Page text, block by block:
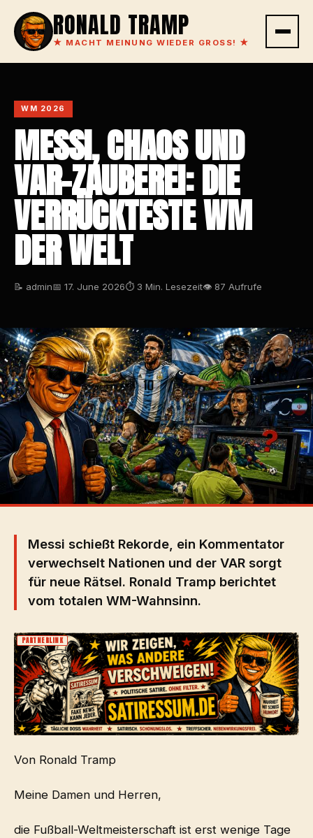
RONALD TRAMP
★ MACHT MEINUNG WIEDER GROSS! ★
WM 2026
MESSI, CHAOS UND
VAR-ZAUBEREI: DIE
VERRÜCKTESTE WM
DER WELT
📝 admin📅 17. June 2026⏱ 3 Min. Lesezeit👁 87 Aufrufe
Messi schießt Rekorde, ein Kommentator
verwechselt Nationen und der VAR sorgt
für neue Rätsel. Ronald Tramp berichtet
vom totalen WM-Wahnsinn.
PARTNERLINK
Von Ronald Tramp
Meine Damen und Herren,
die Fußball-Weltmeisterschaft ist erst wenige Tage